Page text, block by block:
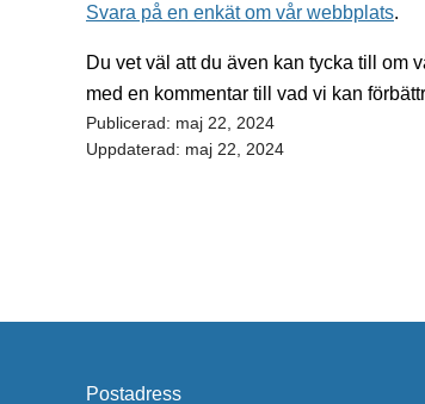
Svara på en enkät om vår webbplats.
Du vet väl att du även kan tycka till om
med en kommentar till vad vi kan
Publicerad: maj 22, 2024
Uppdaterad: maj 22, 2024
Postadress